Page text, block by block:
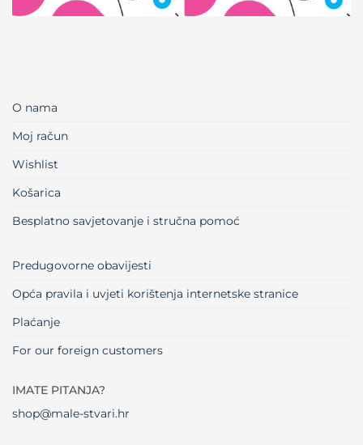
O nama
Moj račun
Wishlist
Košarica
Besplatno savjetovanje i stručna pomoć
Predugovorne obavijesti
Opća pravila i uvjeti korištenja internetske stranice
Plaćanje
For our foreign customers
IMATE PITANJA?
shop@male-stvari.hr